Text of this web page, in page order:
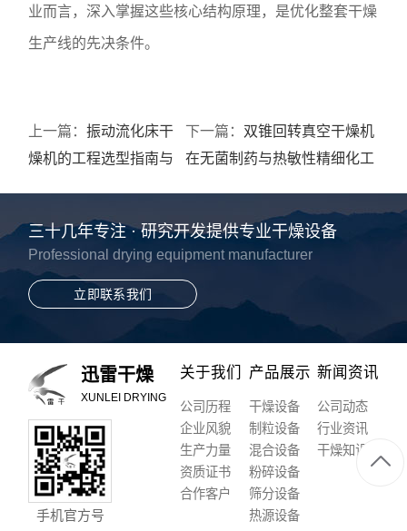
业而言，深入掌握这些核心结构原理，是优化整套干燥
生产线的先决条件。
上一篇：振动流化床干
燥机的工程选型指南与
下一篇： 双锥回转真空干燥机
在无菌制药与热敏性精细化工
三十几年专注 · 研究开发提供专业干燥设备
Professional drying equipment manufacturer
立即联系我们
迅雷干燥
XUNLEI DRYING
手机官方号
关于我们
公司历程
企业风貌
生产力量
资质证书
合作客户
产品展示
干燥设备
制粒设备
混合设备
粉碎设备
筛分设备
热源设备
新闻资讯
公司动态
行业资讯
干燥知识